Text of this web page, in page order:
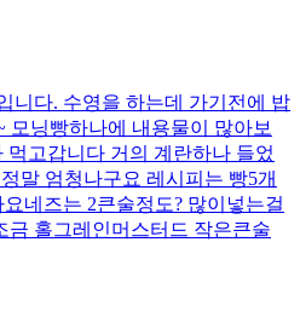
니다. 수영을 하는데 가기전에 밥
모닝빵하나에 내용물이 많아보
먹고갑니다 거의 계란하나 들었
말 엄청나구요 레시피는 빵5개
네즈는 2큰술정도? 많이넣는걸
금 홀그레인머스터드 작은큰술